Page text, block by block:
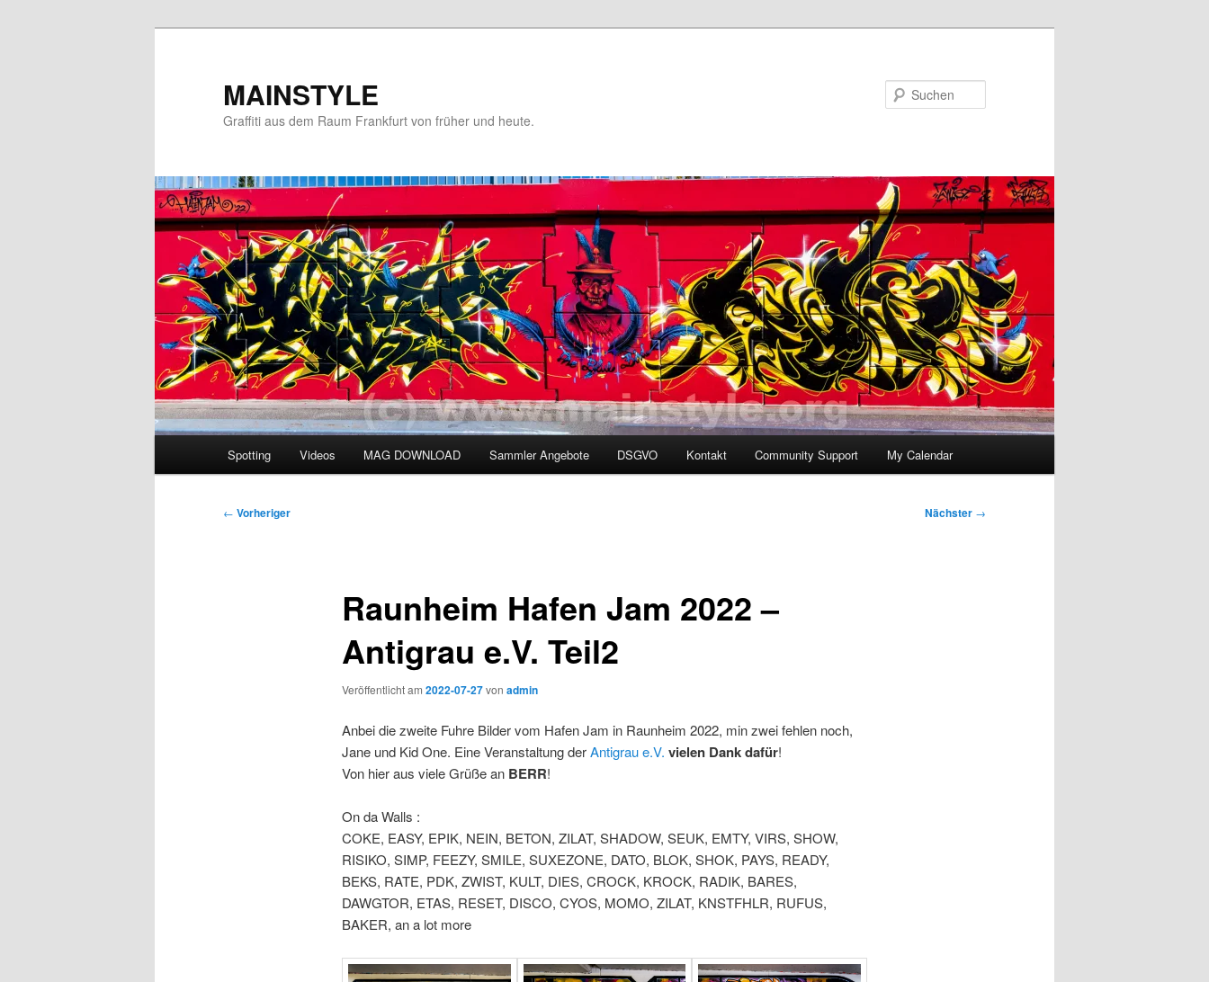
MAINSTYLE
Graffiti aus dem Raum Frankfurt von früher und heute.
Spotting Videos MAG DOWNLOAD Sammler Angebote DSGVO Kontakt Community Support My Calendar
Beitragsnavigation
← Vorheriger Nächster →
Raunheim Hafen Jam 2022 –
Antigrau e.V. Teil2
Veröffentlicht am 2022-07-27von admin
Anbei die zweite Fuhre Bilder vom Hafen Jam in Raunheim 2022, min zwei fehlen noch,
Jane und Kid One. Eine Veranstaltung derAntigrau e.V. vielen Dank dafür!
Von hier aus viele Grüße an BERR!
On da Walls :
COKE, EASY, EPIK, NEIN, BETON, ZILAT, SHADOW, SEUK, EMTY, VIRS, SHOW,
RISIKO, SIMP, FEEZY, SMILE, SUXEZONE, DATO, BLOK, SHOK, PAYS, READY,
BEKS, RATE, PDK, ZWIST, KULT, DIES, CROCK, KROCK, RADIK, BARES,
DAWGTOR, ETAS, RESET, DISCO, CYOS, MOMO, ZILAT, KNSTFHLR, RUFUS,
BAKER, an a lot more